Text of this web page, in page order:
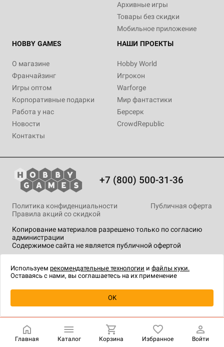
Уведомить о наличии
Архивные игры
Товары без скидки
Мобильное приложение
HOBBY GAMES
О магазине
Франчайзинг
Игры оптом
Корпоративные подарки
Работа у нас
Новости
Контакты
НАШИ ПРОЕКТЫ
Hobby World
Игрокон
Warforge
Мир фантастики
Берсерк
CrowdRepublic
+7 (800) 500-31-36
Копирование материалов разрешено только по согласию
администрации
Содержимое сайта не является публичной офертой
Политика конфиденциальности
Публичная оферта
Правила акций со скидкой
технологии.
Главная Каталог Корзина Избранное Войти
Используем рекомендательные технологии и файлы куки.
Оставаясь с нами, вы соглашаетесь на их применение
OK